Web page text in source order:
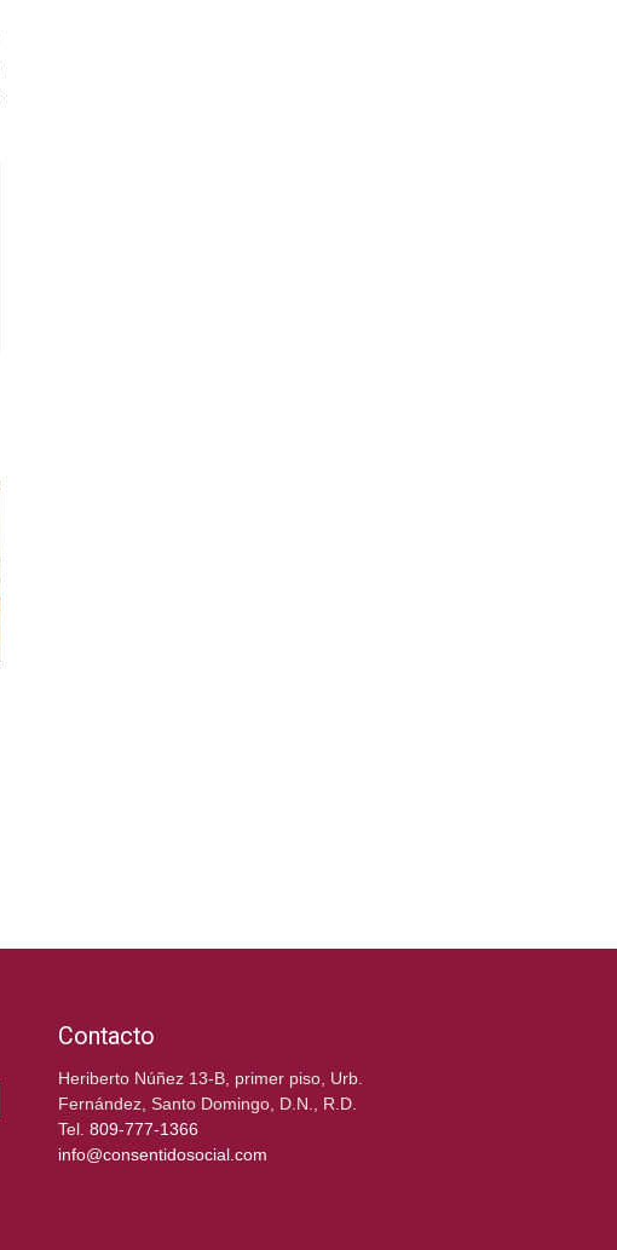
Contacto
Heriberto Núñez 13-B, primer piso, Urb.
Fernández, Santo Domingo, D.N., R.D.
Tel. 809-777-1366
info@consentidosocial.com